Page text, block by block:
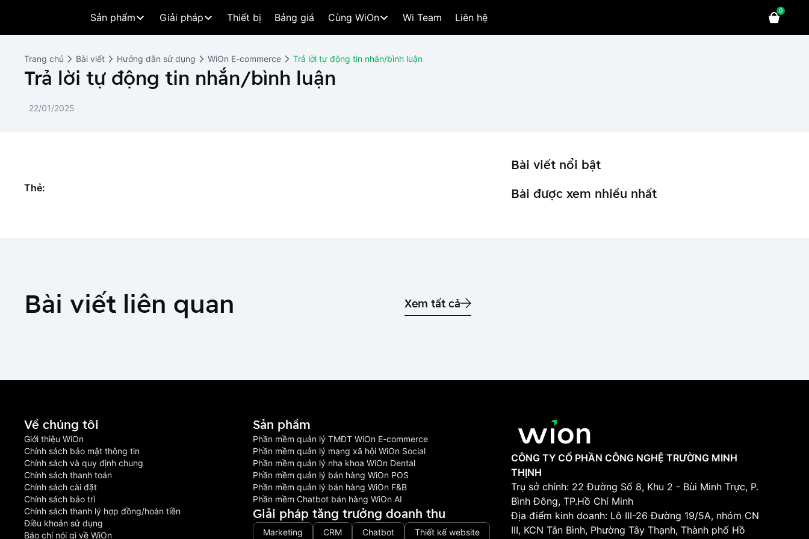
Sản phẩm Giải pháp Thiết bị Bảng giá Cùng WiOn Wi Team Liên hệ
0
Trang chủ Bài viết Hướng dẫn sử dụng WiOn E-commerce Trả lời tự động tin nhắn/bình luận
Trả lời tự động tin nhắn/bình luận
22/01/2025
Thẻ:
Bài viết nổi bật
Bài được xem nhiều nhất
Bài viết liên quan Xem tất cả
Về chúng tôi
Giới thiệu WiOn
Chính sách bảo mật thông tin
Chính sách và quy định chung
Chính sách thanh toán
Chính sách cài đặt
Chính sách bảo trì
Chính sách thanh lý hợp đồng/hoàn tiền
Điều khoản sử dụng
Báo chí nói gì về WiOn
Sản phầm
Phần mềm quản lý TMĐT WiOn E-commerce
Phần mềm quản lý mạng xã hội WiOn Social
Phần mềm quản lý nha khoa WiOn Dental
Phần mềm quản lý bán hàng WiOn POS
Phần mềm quản lý bán hàng WiOn F&B
Phần mềm Chatbot bán hàng WiOn AI
Giải pháp tăng trưởng doanh thu
Marketing CRM Chatbot Thiết kế website
CÔNG TY CỔ PHẦN CÔNG NGHỆ TRƯỜNG MINH
THỊNH
Trụ sở chính: 22 Đường Số 8, Khu 2 - Bùi Minh Trực, P.
Bình Đông, TP.Hồ Chí Minh
Địa điểm kinh doanh: Lô III-26 Đường 19/5A, nhóm CN
III, KCN Tân Bình, Phường Tây Thạnh, Thành phố Hồ